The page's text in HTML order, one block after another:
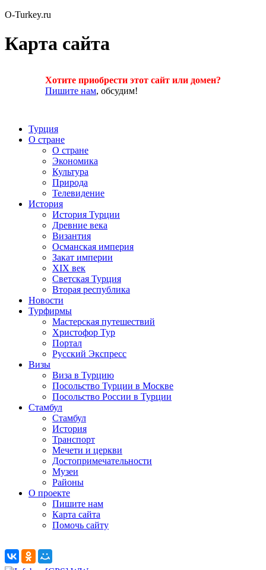
O-Turkey.ru
Карта сайта
Хотите приобрести этот сайт или домен?
Пишите нам, обсудим!
Турция
О стране
О стране
Экономика
Культура
Природа
Телевидение
История
История Турции
Древние века
Византия
Османская империя
Закат империи
XIX век
Светская Турция
Вторая республика
Новости
Турфирмы
Мастерская путешествий
Христофор Тур
Портал
Русский Экспресс
Визы
Виза в Турцию
Посольство Турции в Москве
Посольство России в Турции
Стамбул
Стамбул
История
Транспорт
Мечети и церкви
Достопримечательности
Музеи
Районы
О проекте
Пишите нам
Карта сайта
Помочь сайту